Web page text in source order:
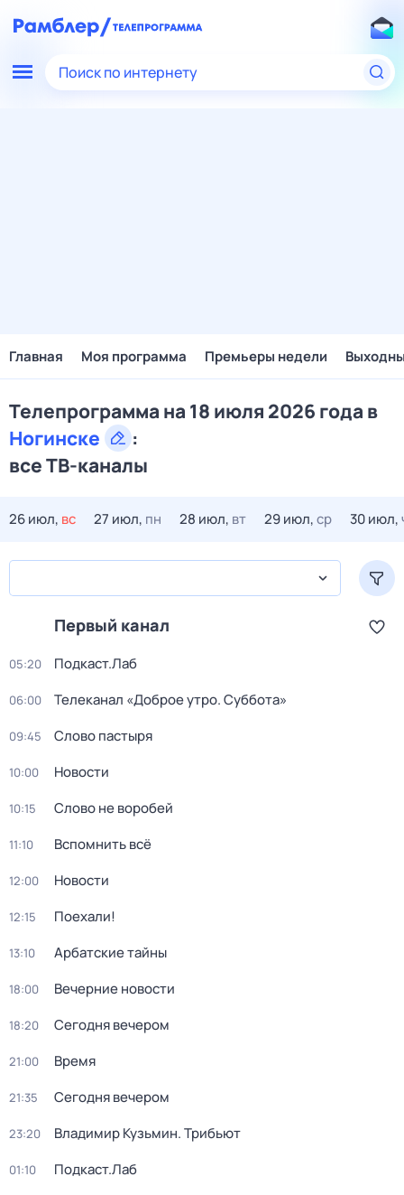
Поиск по интернету
Главная Моя программа Премьеры недели
Телепрограмма на 18 июля 2026 года в
Ногинске
:
все ТВ-каналы
26 июл, вс 27 июл, пн 28 июл, вт 29 июл,ср 30 июл,
Первый канал
05:20 Подкаст.Лаб
06:00 Телеканал «Доброе утро. Суббота»
09:45 Слово пастыря
10:00 Новости
10:15 Слово не воробей
11:10 Вспомнить всё
12:00 Новости
12:15 Поехали!
13:10 Арбатские тайны
18:00 Вечерние новости
18:20 Сегодня вечером
21:00 Время
21:35 Сегодня вечером
23:20 Владимир Кузьмин. Трибьют
01:10 Подкаст.Лаб